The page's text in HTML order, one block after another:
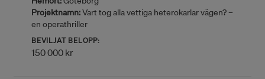
Projektnamn:Vart tog alla vettiga heterokarlar vägen? –
en operathriller
BEVILJAT BELOPP:
150 000 kr